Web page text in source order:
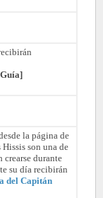
la página de
Hissis son una de
crearse durante
su día recibirán
del Capitán